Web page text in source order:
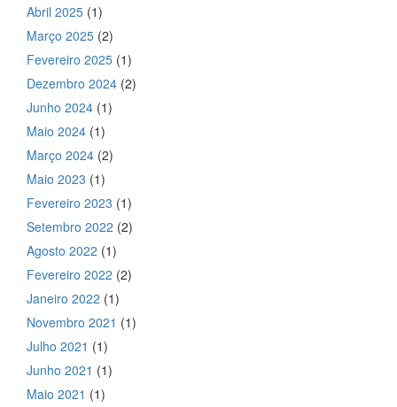
Abril 2025 (1)
Março 2025 (2)
Fevereiro 2025 (1)
Dezembro 2024 (2)
Junho 2024 (1)
Maio 2024 (1)
Março 2024 (2)
Maio 2023 (1)
Fevereiro 2023 (1)
Setembro 2022 (2)
Agosto 2022 (1)
Fevereiro 2022 (2)
Janeiro 2022 (1)
Novembro 2021 (1)
Julho 2021 (1)
Junho 2021 (1)
Maio 2021 (1)